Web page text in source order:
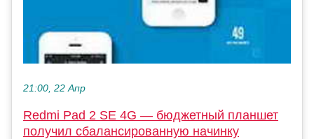
21:00, 22 Апр
Redmi Pad 2 SE 4G — бюджетный планшет
получил сбалансированную начинку